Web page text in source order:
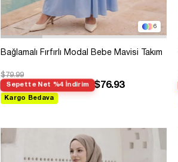
6
Bağlamalı Fırfırlı Modal Bebe Mavisi Takım
$79.99
Sepette Net %4 İndirim $76.93
Kargo Bedava